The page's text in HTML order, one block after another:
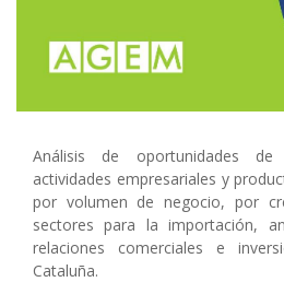
Análisis de oportunidades
actividades empresariales y
por volumen de negocio, por
sectores para la importación,
relaciones comerciales e
Cataluña.